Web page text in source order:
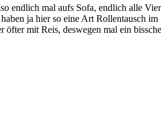
endlich mal aufs Sofa, endlich alle
ja hier so eine Art Rollentausch
öfter mit Reis, deswegen mal ein